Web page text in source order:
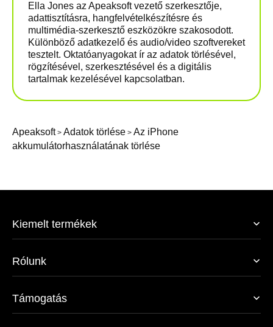
Ella Jones az Apeaksoft vezető szerkesztője,
adattisztításra, hangfelvételkészítésre és
multimédia-szerkesztő eszközökre szakosodott.
Különböző adatkezelő és audio/video szoftvereket
tesztelt. Oktatóanyagokat ír az adatok törlésével,
rögzítésével, szerkesztésével és a digitális
tartalmak kezelésével kapcsolatban.
Apeaksoft> Adatok törlése > Az iPhone
akkumulátorhasználatának törlése
Kiemelt termékek
Rólunk
Támogatás